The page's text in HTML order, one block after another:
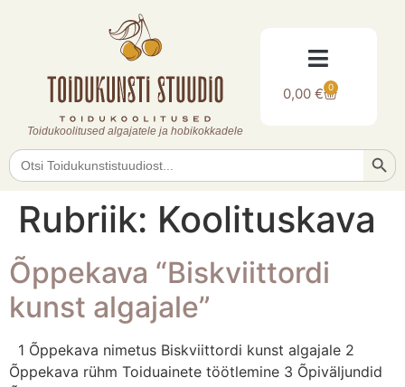
Toidukoolitused algajatele ja hobikokkadele
0,00€ 0
Search
for:
Rubriik: Koolituskava
Õppekava “Biskviittordi
kunst algajale”
1 Õppekava nimetus Biskviittordi kunst algajale 2
Õppekava rühm Toiduainete töötlemine 3 Õpiväljundid